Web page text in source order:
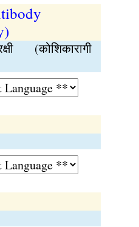
(कोशिकारागी